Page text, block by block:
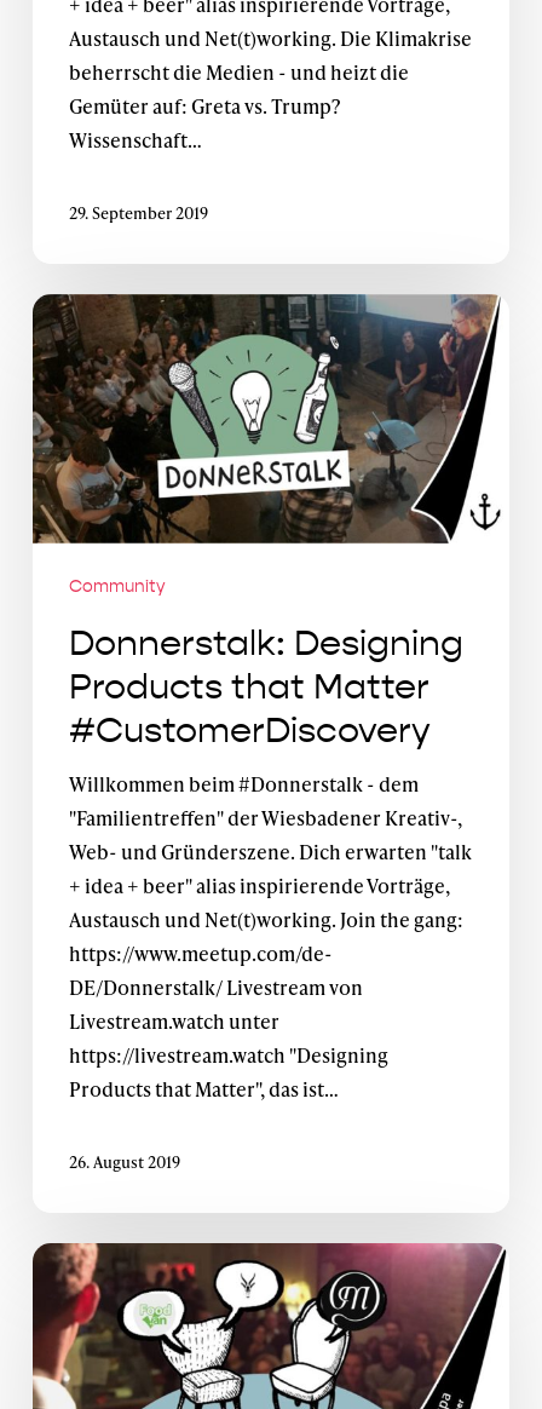
Austausch und Net(t)working. Die Klimakrise
beherrscht die Medien - und heizt die
Gemüter auf: Greta vs. Trump?
Wissenschaft…
29. September 2019
Donnerstalk:
Designing
Products
that
Matter
#CustomerDiscovery
Community
Donnerstalk: Designing
Products that Matter
#CustomerDiscovery
Willkommen beim #Donnerstalk - dem
"Familientreffen" der Wiesbadener Kreativ-,
Web- und Gründerszene. Dich erwarten "talk
+ idea + beer" alias inspirierende Vorträge,
Austausch und Net(t)working. Join the gang:
https://www.meetup.com/de-
DE/Donnerstalk/ Livestream von
Livestream.watch unter
https://livestream.watch "Designing
Products that Matter", das ist…
26. August 2019
Gründer
berichten
im
August:
Startup-